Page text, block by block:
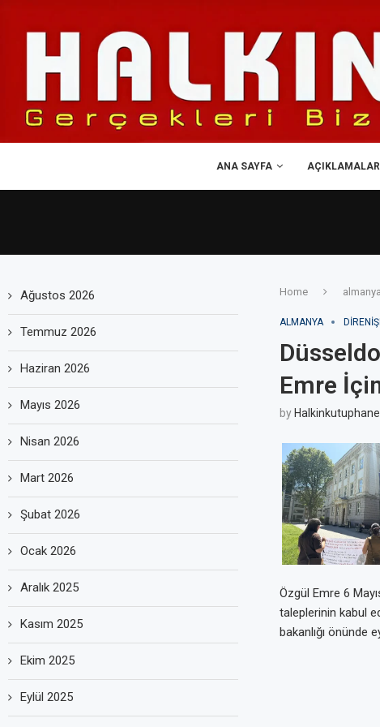
ANA SAYFA AÇIKLAMALAR
Home almanya
ALMANYA
Emre
by
Özgül Emre 6
taleplerinin kabul
bakanlığı önünde
Ağustos 2026
Temmuz 2026
Haziran 2026
Mayıs 2026
Nisan 2026
Mart 2026
Şubat 2026
Ocak 2026
Aralık 2025
Kasım 2025
Ekim 2025
Eylül 2025